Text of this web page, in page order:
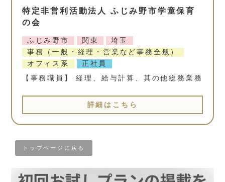
特定非営利活動法人 ふじみ野市学童保育
の会
ふじみ野市 関東
埼玉
事務（一般・経理・営業など事務全般）
オフィス系
正社員
【事務職員】 経理、給与計算、其の他総務業務
詳細はこちら
トップページに戻る